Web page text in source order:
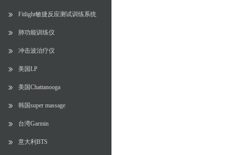
Fitlight敏捷反应测试训练系统
肺功能训练仪
冲击波治疗仪
美国LP
美国Chattanooga
韩国super massage
台湾Garmin
意大利BTS